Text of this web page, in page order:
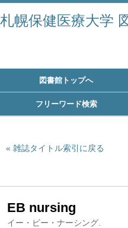
札幌保健医療大学
図書館トップへ
フリーワード検索
雑誌タイトル索引に戻る
EB nursing
イー・ビー・ナーシング.